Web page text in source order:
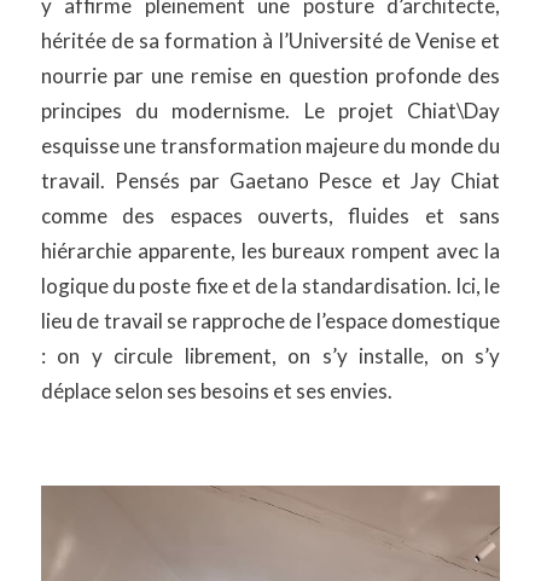
héritée de sa formation à l’Université de Venise et
nourrie par une remise en question profonde des
principes du modernisme. Le projet Chiat\Day
esquisse une transformation majeure du monde du
travail. Pensés par Gaetano Pesce et Jay Chiat
comme des espaces ouverts, fluides et sans
hiérarchie apparente, les bureaux rompent avec la
logique du poste fixe et de la standardisation. Ici, le
lieu de travail se rapproche de l’espace domestique
: on y circule librement, on s’y installe, on s’y
déplace selon ses besoins et ses envies.